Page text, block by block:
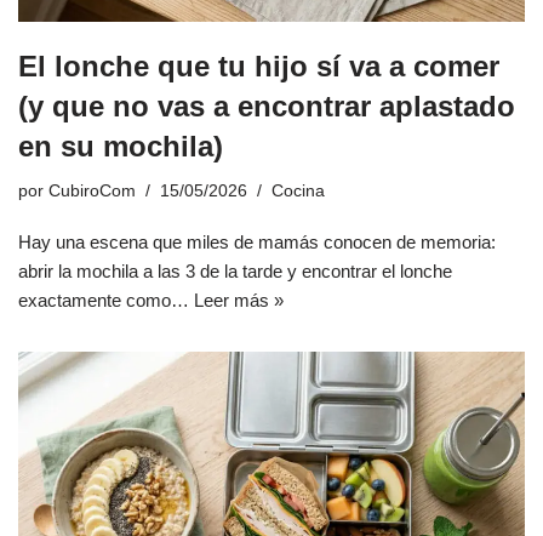
El lonche que tu hijo sí va a comer
(y que no vas a encontrar aplastado
en su mochila)
por CubiroCom 15/05/2026 Cocina
Hay una escena que miles de mamás conocen de memoria:
abrir la mochila a las 3 de la tarde y encontrar el lonche
exactamente como… Leer más »